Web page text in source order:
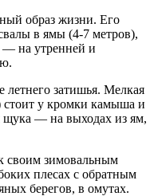
образ жизни. Его
в ямы (4-7 метров),
— на утренней и
летнего затишья. Мелкая
стоит у кромки камыша и
щука — на выходах из ям,
своим зимовальным
плесах с обратным
берегов, в омутах.